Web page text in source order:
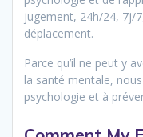
jugement, 24h/24, 7j/
déplacement.
Parce qu’il ne peut y
la santé mentale,
psychologie et à